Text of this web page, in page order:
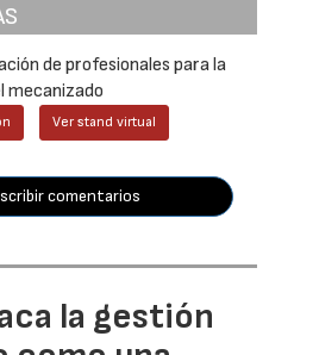
de profesionales para la
mecanizado
Ver stand virtual
comentarios
la gestión